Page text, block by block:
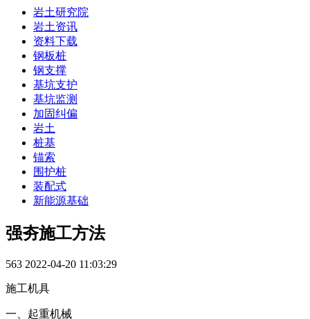
岩土研究院
岩土资讯
资料下载
钢板桩
钢支撑
基坑支护
基坑监测
加固纠偏
岩土
桩基
锚索
围护桩
装配式
新能源基础
强夯施工方法
563 2022-04-20 11:03:29
施工机具
一、起重机械